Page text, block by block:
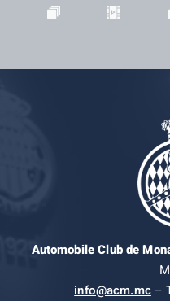
Automobile Club de
info@acm.mc–